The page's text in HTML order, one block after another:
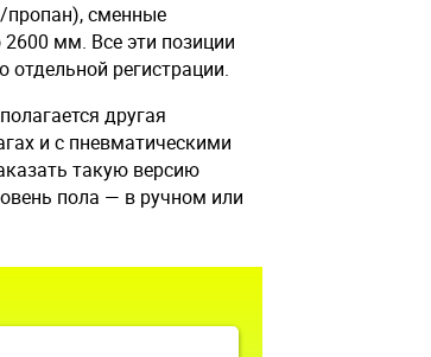
пропан), сменные
мм. Все эти позиции
регистрации.
другая
и с пневматическими
такую версию
пола — в ручном или